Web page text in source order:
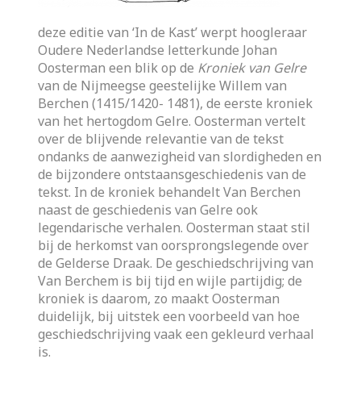
deze editie van ‘In de Kast’ werpt hoogleraar
Oudere Nederlandse letterkunde Johan
Oosterman een blik op de Kroniek van Gelre
van de Nijmeegse geestelijke Willem van
Berchen (1415/1420- 1481), de eerste kroniek
van het hertogdom Gelre. Oosterman vertelt
over de blijvende relevantie van de tekst
ondanks de aanwezigheid van slordigheden en
de bijzondere ontstaansgeschiedenis van de
tekst. In de kroniek behandelt Van Berchen
naast de geschiedenis van Gelre ook
legendarische verhalen. Oosterman staat stil
bij de herkomst van oorsprongslegende over
de Gelderse Draak. De geschiedschrijving van
Van Berchem is bij tijd en wijle partijdig; de
kroniek is daarom, zo maakt Oosterman
duidelijk, bij uitstek een voorbeeld van hoe
geschiedschrijving vaak een gekleurd verhaal
is.